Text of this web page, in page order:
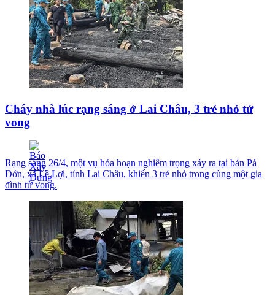
Cháy nhà lúc rạng sáng ở Lai Châu, 3 trẻ nhỏ tử
vong
Rạng sáng 26/4, một vụ hỏa hoạn nghiêm trọng xảy ra tại bản Pá
Đởn, xã Lê Lợi, tỉnh Lai Châu, khiến 3 trẻ nhỏ trong cùng một gia
đình tử vong.